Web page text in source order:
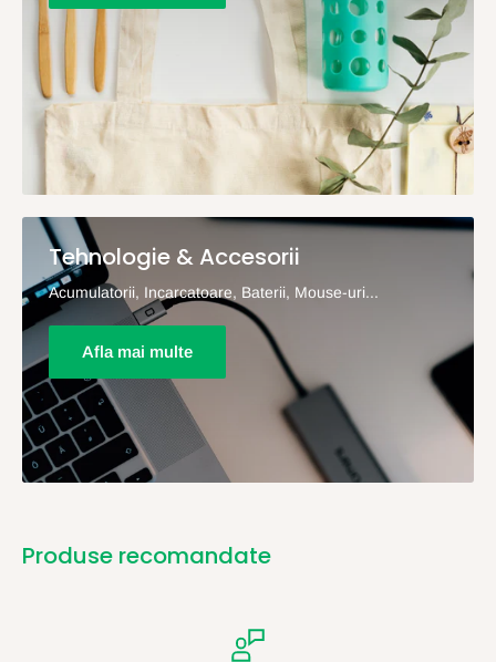
Tehnologie & Accesorii
Acumulatorii, Incarcatoare, Baterii, Mouse-uri...
Afla mai multe
Produse recomandate